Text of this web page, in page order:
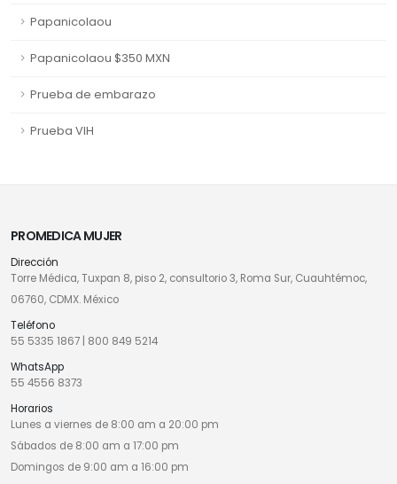
Papanicolaou
Papanicolaou $350 MXN
Prueba de embarazo
Prueba VIH
PROMEDICA MUJER
Dirección
Torre Médica, Tuxpan 8, piso 2, consultorio 3, Roma Sur, Cuauhtémoc,
06760, CDMX. México
Teléfono
55 5335 1867
800 849 5214
WhatsApp
55 4556 8373
Horarios
Lunes a viernes de 8:00 am a 20:00 pm
Sábados de 8:00 am a 17:00 pm
Domingos de 9:00 am a 16:00 pm